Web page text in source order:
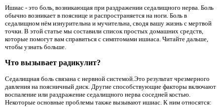
Ишиас - это боль, возникающая при раздражении седалищного нерва. Боль
обычно возникает в пояснице и распространяется на ноги. Боль в
седалищном нём изнурительна и мучительна, сводя вашу жизнь с мертвой
точки. В этой статье мы составили список простых домашних средств,
которые помогут вам справиться с симптомами ишиаса. Читайте дальше,
чтобы узнать больше.
Что вызывает радикулит?
Седалищная боль связана с нервной системой.Это результат чрезмерного
давления на поясничный диск. Другие способствующие факторы включают
воспаление или раздражение седалищного нерва соседней костью.
Некоторые основные проблемы также вызывают ишиас. К ним относятся: